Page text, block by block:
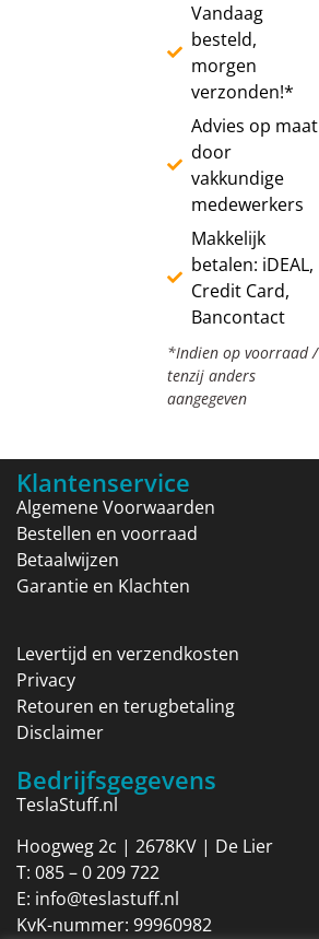
Vandaag
besteld,
morgen
verzonden!*
Advies op maat
door
vakkundige
medewerkers
Makkelijk
betalen: iDEAL,
Credit Card,
Bancontact
*Indien op voorraad /
tenzij anders
aangegeven
Klantenservice
Algemene Voorwaarden
Bestellen en voorraad
Betaalwijzen
Garantie en Klachten
Levertijd en verzendkosten
Privacy
Retouren en terugbetaling
Disclaimer
Bedrijfsgegevens
TeslaStuff.nl
Hoogweg 2c | 2678KV | De Lier
T: 085 – 0 209 722
E: info@teslastuff.nl
KvK-nummer: 99960982